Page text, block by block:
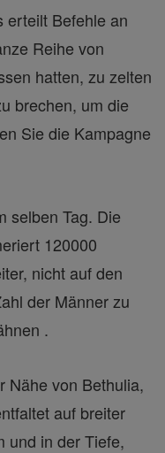
erteilt Befehle an
Reihe von
hatten, zu zelten
brechen, um die
Sie die Kampagne
selben Tag. Die
120000
nicht auf den
der Männer zu
.
Nähe von Bethulia,
auf breiter
und in der Tiefe,